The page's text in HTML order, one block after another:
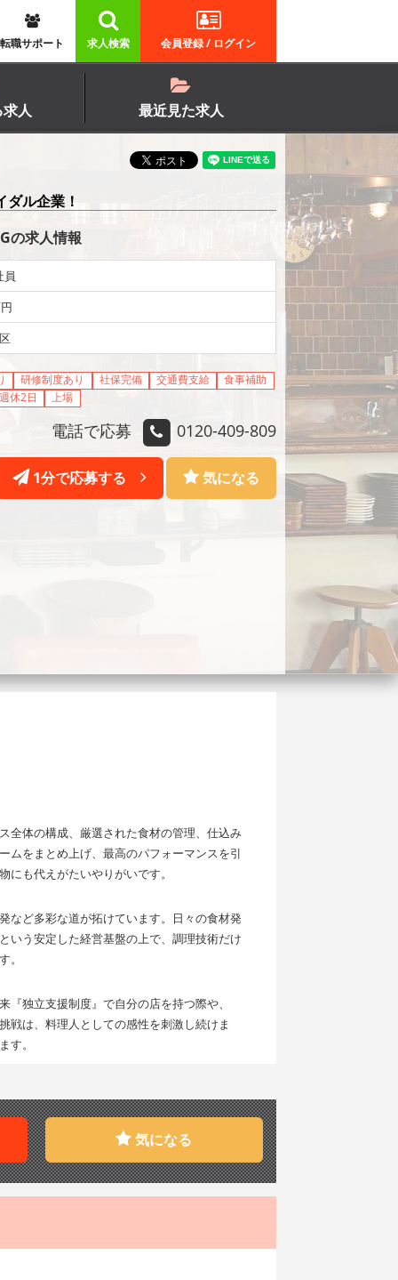
会員登録 / ログイン
求人検索
転職サポート
人 最近見た求人
の求人情報
ル企業！
員
研修制度あり 社保完備 交通費支給
食事補助
週休2日 上場
電話で応募 0120-409-809
1分で応募する 気になる
全体の構成、厳選された食材の管理、仕込み
ムをまとめ上げ、最高のパフォーマンスを引
も代えがたいやりがいです。
など多彩な道が拓けています。日々の食材発
いう安定した経営基盤の上で、調理技術だけ
。
独立支援制度』で自分の店を持つ際や、
戦は、料理人としての感性を刺激し続けま
す。
気になる